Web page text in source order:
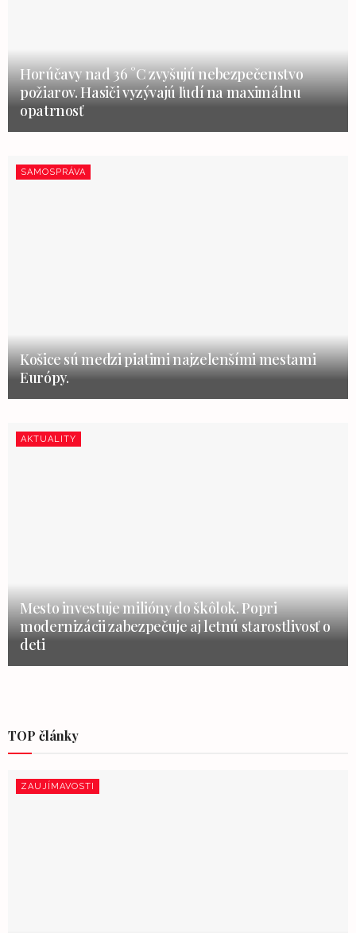
Horúčavy nad 36 °C zvyšujú nebezpečenstvo
požiarov. Hasiči vyzývajú ľudí na maximálnu
opatrnosť
SAMOSPRÁVA
Košice sú medzi piatimi najzelenšími mestami
Európy.
AKTUALITY
Mesto investuje milióny do škôlok. Popri
modernizácii zabezpečuje aj letnú starostlivosť o
deti
TOP články
ZAUJÍMAVOSTI